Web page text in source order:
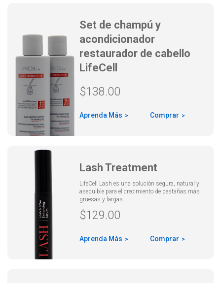
Set de champú y
acondicionador
restaurador de cabello
LifeCell
$138.00
Aprenda Más Comprar
Lash Treatment
LifeCell Lash es una solución segura, natural y
asequible para el crecimiento de pestañas más
gruesas y largas.
$129.00
Aprenda Más Comprar